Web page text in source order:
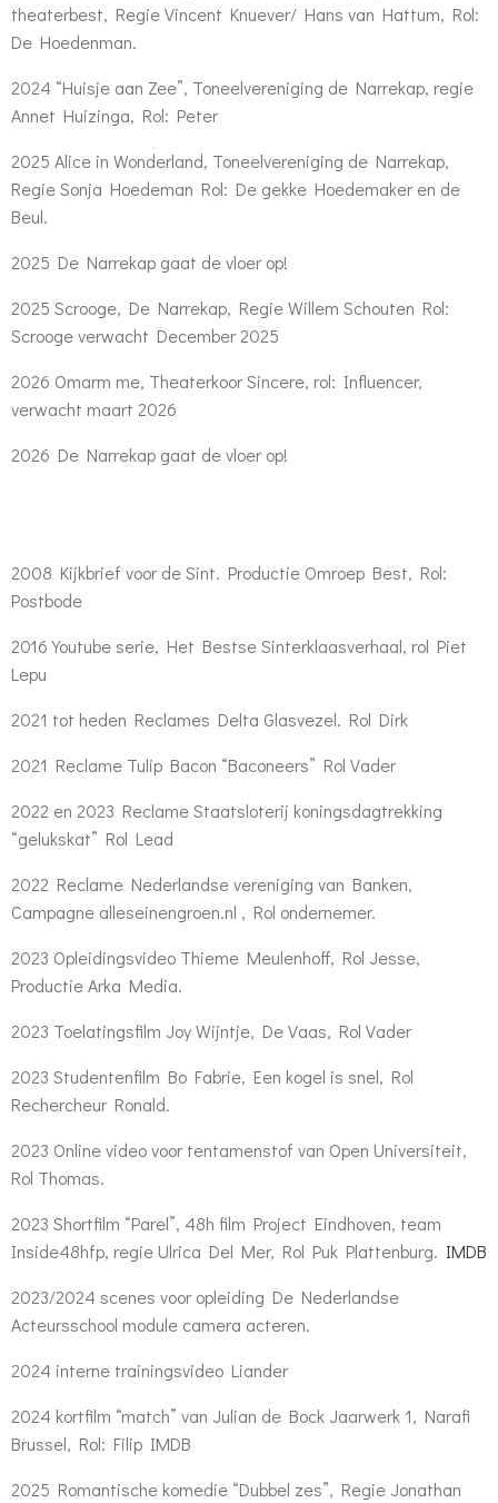
theaterbest, Regie Vincent Knuever/ Hans van Hattum, Rol:
De Hoedenman.
2024 “Huisje aan Zee”, Toneelvereniging de Narrekap, regie
Annet Huizinga, Rol: Peter
2025 Alice in Wonderland, Toneelvereniging de Narrekap,
Regie Sonja Hoedeman Rol: De gekke Hoedemaker en de
Beul.
2025 De Narrekap gaat de vloer op!
2025 Scrooge, De Narrekap, Regie Willem Schouten Rol:
Scrooge verwacht December 2025
2026 Omarm me, Theaterkoor Sincere, rol: Influencer,
verwacht maart 2026
2026 De Narrekap gaat de vloer op!
2008 Kijkbrief voor de Sint. Productie Omroep Best, Rol:
Postbode
2016 Youtube serie, Het Bestse Sinterklaasverhaal, rol Piet
Lepu
2021 tot heden Reclames Delta Glasvezel. Rol Dirk
2021 Reclame Tulip Bacon “Baconeers” Rol Vader
2022 en 2023 Reclame Staatsloterij koningsdagtrekking
“gelukskat” Rol Lead
2022 Reclame Nederlandse vereniging van Banken,
Campagne alleseinengroen.nl , Rol ondernemer.
2023 Opleidingsvideo Thieme Meulenhoff, Rol Jesse,
Productie Arka Media.
2023 Toelatingsfilm Joy Wijntje, De Vaas, Rol Vader
2023 Studentenfilm Bo Fabrie, Een kogel is snel, Rol
Rechercheur Ronald.
2023 Online video voor tentamenstof van Open Universiteit,
Rol Thomas.
2023 Shortfilm “Parel”, 48h film Project Eindhoven, team
Inside48hfp, regie Ulrica Del Mer, Rol Puk Plattenburg. IMDB
2023/2024 scenes voor opleiding De Nederlandse
Acteursschool module camera acteren.
2024 interne trainingsvideo Liander
2024 kortfilm “match” van Julian de Bock Jaarwerk 1, Narafi
Brussel, Rol: Filip IMDB
2025 Romantische komedie “Dubbel zes”, Regie Jonathan